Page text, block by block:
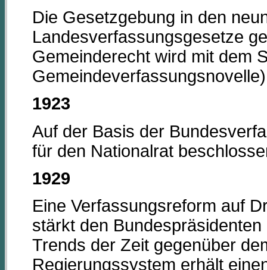
Die Gesetzgebung in den
Landesverfassungsgesetze
Gemeinderecht wird mit dem
1923
Auf der Basis der
für den Nationalrat
1929
Eine Verfassungsreform auf
stärkt den
Trends der Zeit gegenüber
Regierungssystem erhält